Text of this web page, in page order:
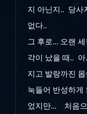
지 아닌지.. 당사
없다..
그 후로... 오랜
각이 났을 때..
지고 발랑까진
눅들어 반성하게
었지만... 처음으